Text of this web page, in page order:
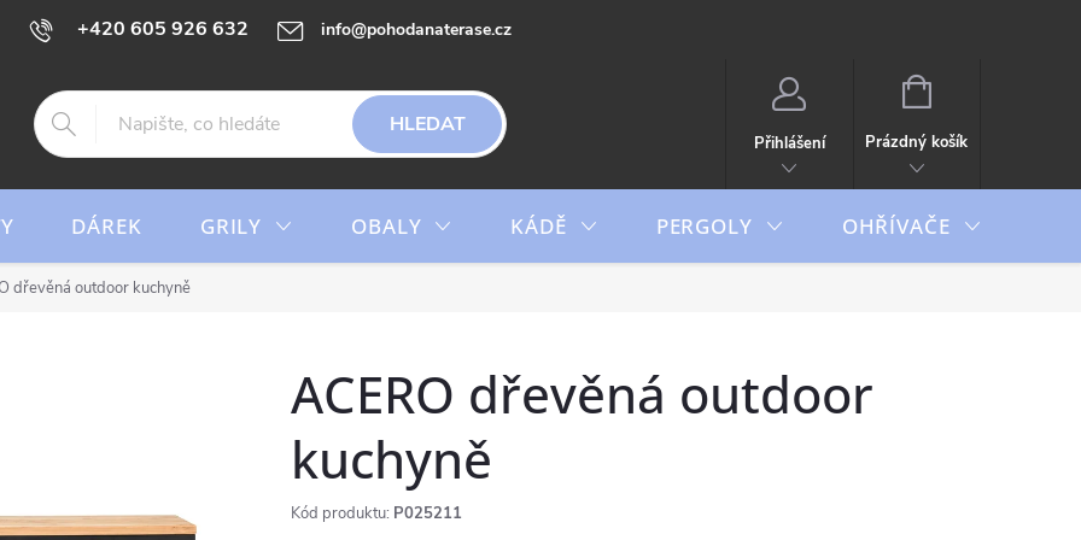
+420 605 926 632 info@pohodanaterase.cz
HLEDAT
Přihlášení
NÁKUPNÍ
Prázdný košík
DÁREK GRILY OBALY KÁDĚ PERGOLY OHŘÍVAČE
dřevěná outdoor kuchyně
ACERO dřevěná outdoor
kuchyně
Kód produktu: P025211